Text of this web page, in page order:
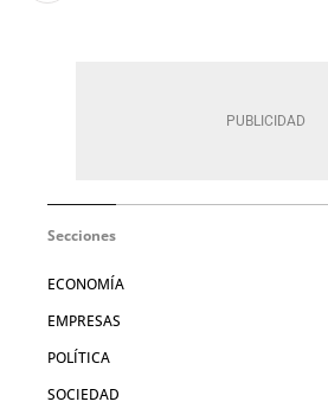
Secciones
ECONOMÍA
EMPRESAS
POLÍTICA
SOCIEDAD